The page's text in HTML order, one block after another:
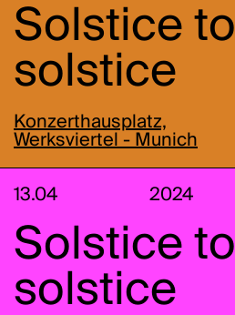
Solstice to
solstice
Konzerthausplatz,
Werksviertel - Munich
13.04 2024
Solstice to
solstice